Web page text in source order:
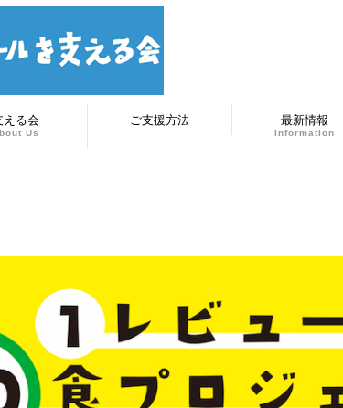
える会
Us
ご支援方法 最新情報
Information